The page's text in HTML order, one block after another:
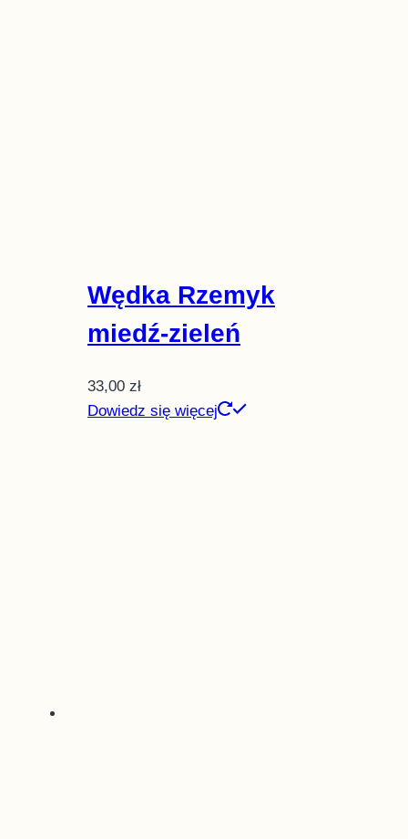
Wędka Rzemyk
miedź-zieleń
33,00 zł
Dowiedz się więcej